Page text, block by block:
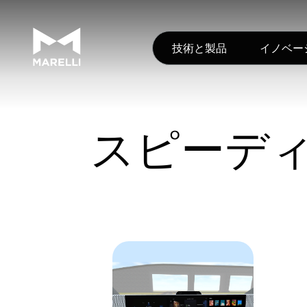
技術と製品 イノベー
スピーデ